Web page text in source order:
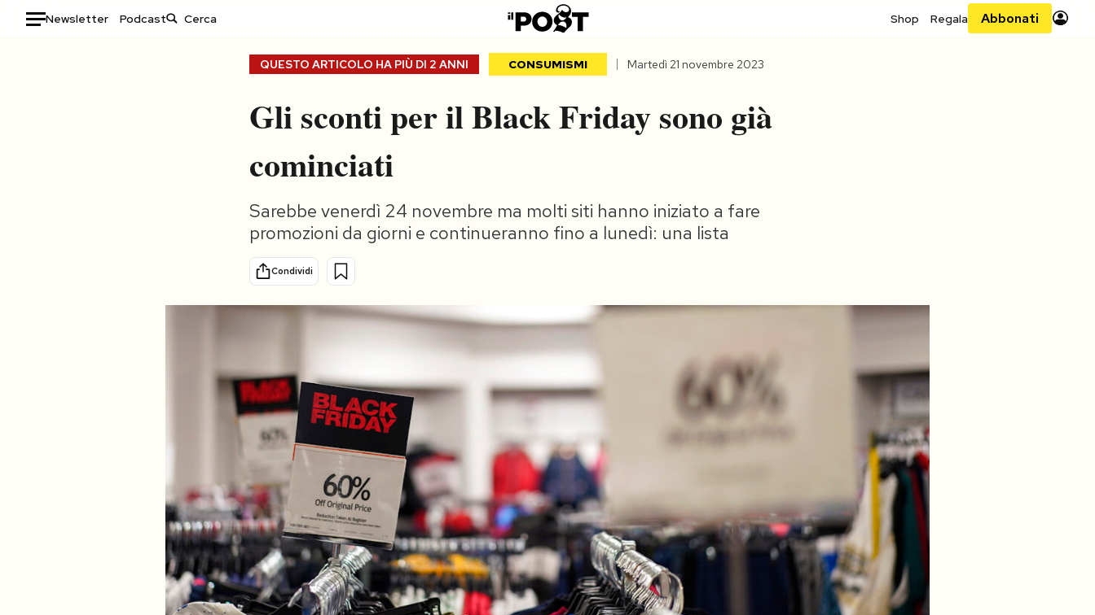
Newsletter Podcast Shop Regala Abbonati
Storie/Idee
Ok Boomer!
QUESTO ARTICOLO HA PIÙ DI 2 ANNI CONSUMISMI Martedì 21 novembre 2023
Gli sconti per il Black Friday sono già
cominciati
Sarebbe venerdì 24 novembre ma molti siti hanno iniziato a fare
promozioni da giorni e continueranno fino a lunedì: una lista
Condividi